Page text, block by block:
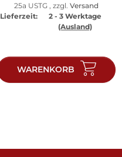
25a USTG , zzgl. Versand
Lieferzeit:
2 - 3 Werktage
(Ausland)
WARENKORB